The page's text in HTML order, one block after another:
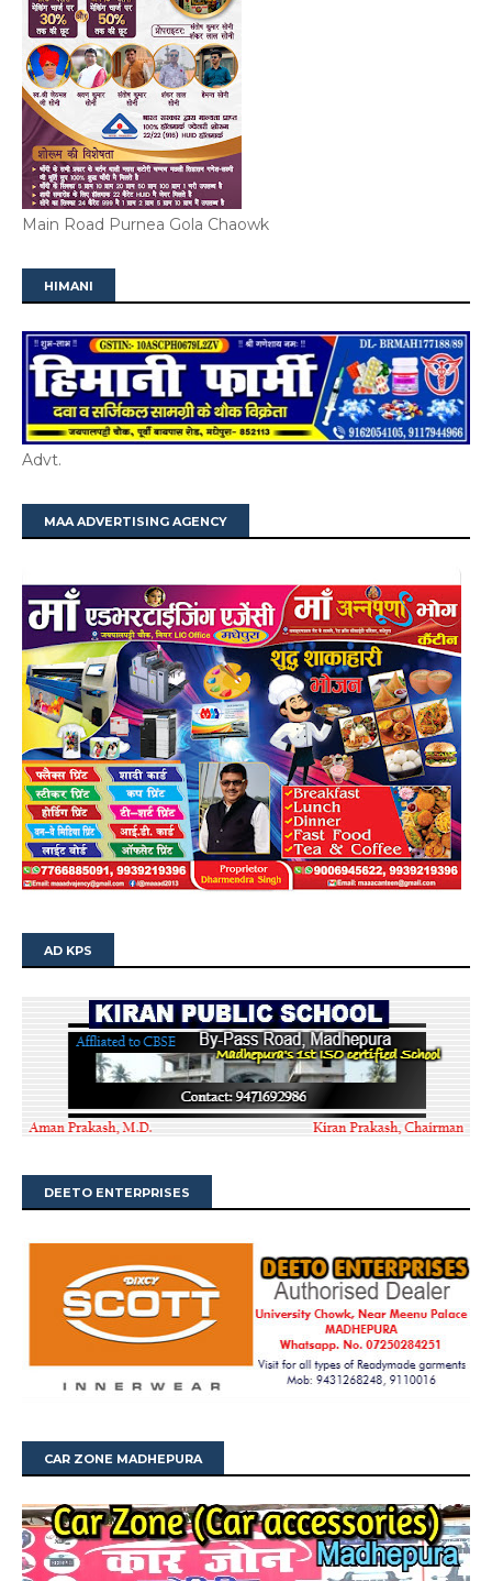
Main Road Purnea Gola Chaowk
HIMANI
Advt.
MAA ADVERTISING AGENCY
AD KPS
DEETO ENTERPRISES
CAR ZONE MADHEPURA